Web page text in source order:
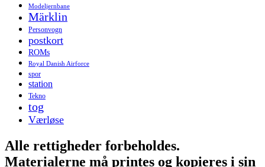
Modeljernbane
Märklin
Personvogn
postkort
ROMs
Royal Danish Airforce
spor
station
Tekno
tog
Værløse
Alle rettigheder forbeholdes.
Materialerne må printes og kopieres i sin